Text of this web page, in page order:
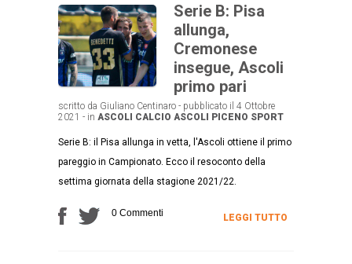
Serie B: Pisa
allunga,
Cremonese
insegue, Ascoli
primo pari
scritto da Giuliano Centinaro - pubblicato il 4 Ottobre
2021 - in ASCOLI CALCIO ASCOLI PICENO SPORT
Serie B: il Pisa allunga in vetta, l'Ascoli ottiene il primo
pareggio in Campionato. Ecco il resoconto della
settima giornata della stagione 2021/22.
0 Commenti LEGGI TUTTO